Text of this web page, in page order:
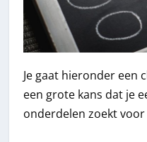
Je gaat hieronder een
een grote kans dat je
onderdelen zoekt